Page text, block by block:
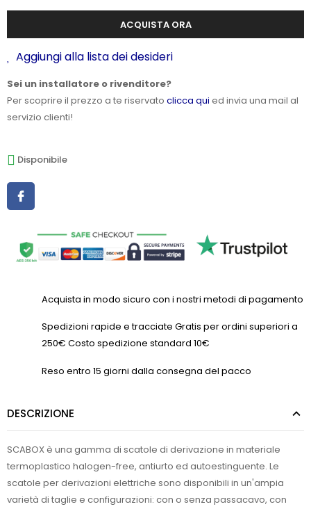
ACQUISTA ORA
Aggiungi alla lista dei desideri
Sei un installatore o rivenditore?
Per scoprire il prezzo a te riservato clicca qui ed invia una mail al
servizio clienti!
Disponibile
Acquista in modo sicuro con i nostri metodi di pagamento
Spedizioni rapide e tracciate Gratis per ordini superiori a
250€ Costo spedizione standard 10€
Reso entro 15 giorni dalla consegna del pacco
DESCRIZIONE
SCABOX è una gamma di scatole di derivazione in materiale
termoplastico halogen-free, antiurto ed autoestinguente. Le
scatole per derivazioni elettriche sono disponibili in un'ampia
varietà di taglie e configurazioni: con o senza passacavo, con